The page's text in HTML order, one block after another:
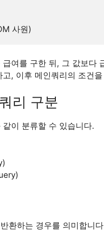
여를 구한 뒤, 그 값보다
, 이후 메인쿼리의 조건
리 구분
이 분류할 수 있습니다.
환하는 경우를 의미합니